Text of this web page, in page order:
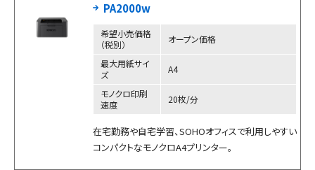
PA2000w
希望小売価格
（税別）
オープン価格
最大用紙サイ
ズ
A4
モノクロ印刷
速度
20枚/分
在宅勤務や自宅学習、SOHOオフィスで利用しやすい
コンパクトなモノクロA4プリンター。